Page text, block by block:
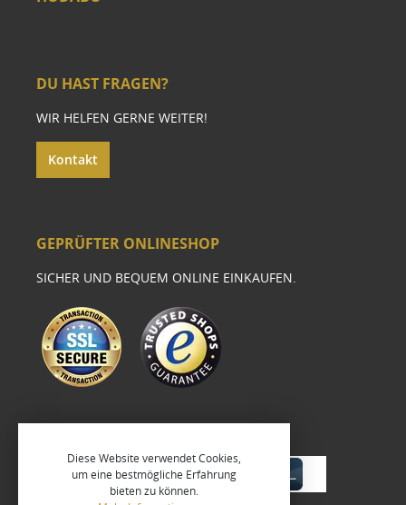
DU HAST FRAGEN?
WIR HELFEN GERNE WEITER!
Kontakt
GEPRÜFTER ONLINESHOP
SICHER UND BEQUEM ONLINE EINKAUFEN.
Diese Website verwendet Cookies,
um eine bestmögliche Erfahrung
bieten zu können.